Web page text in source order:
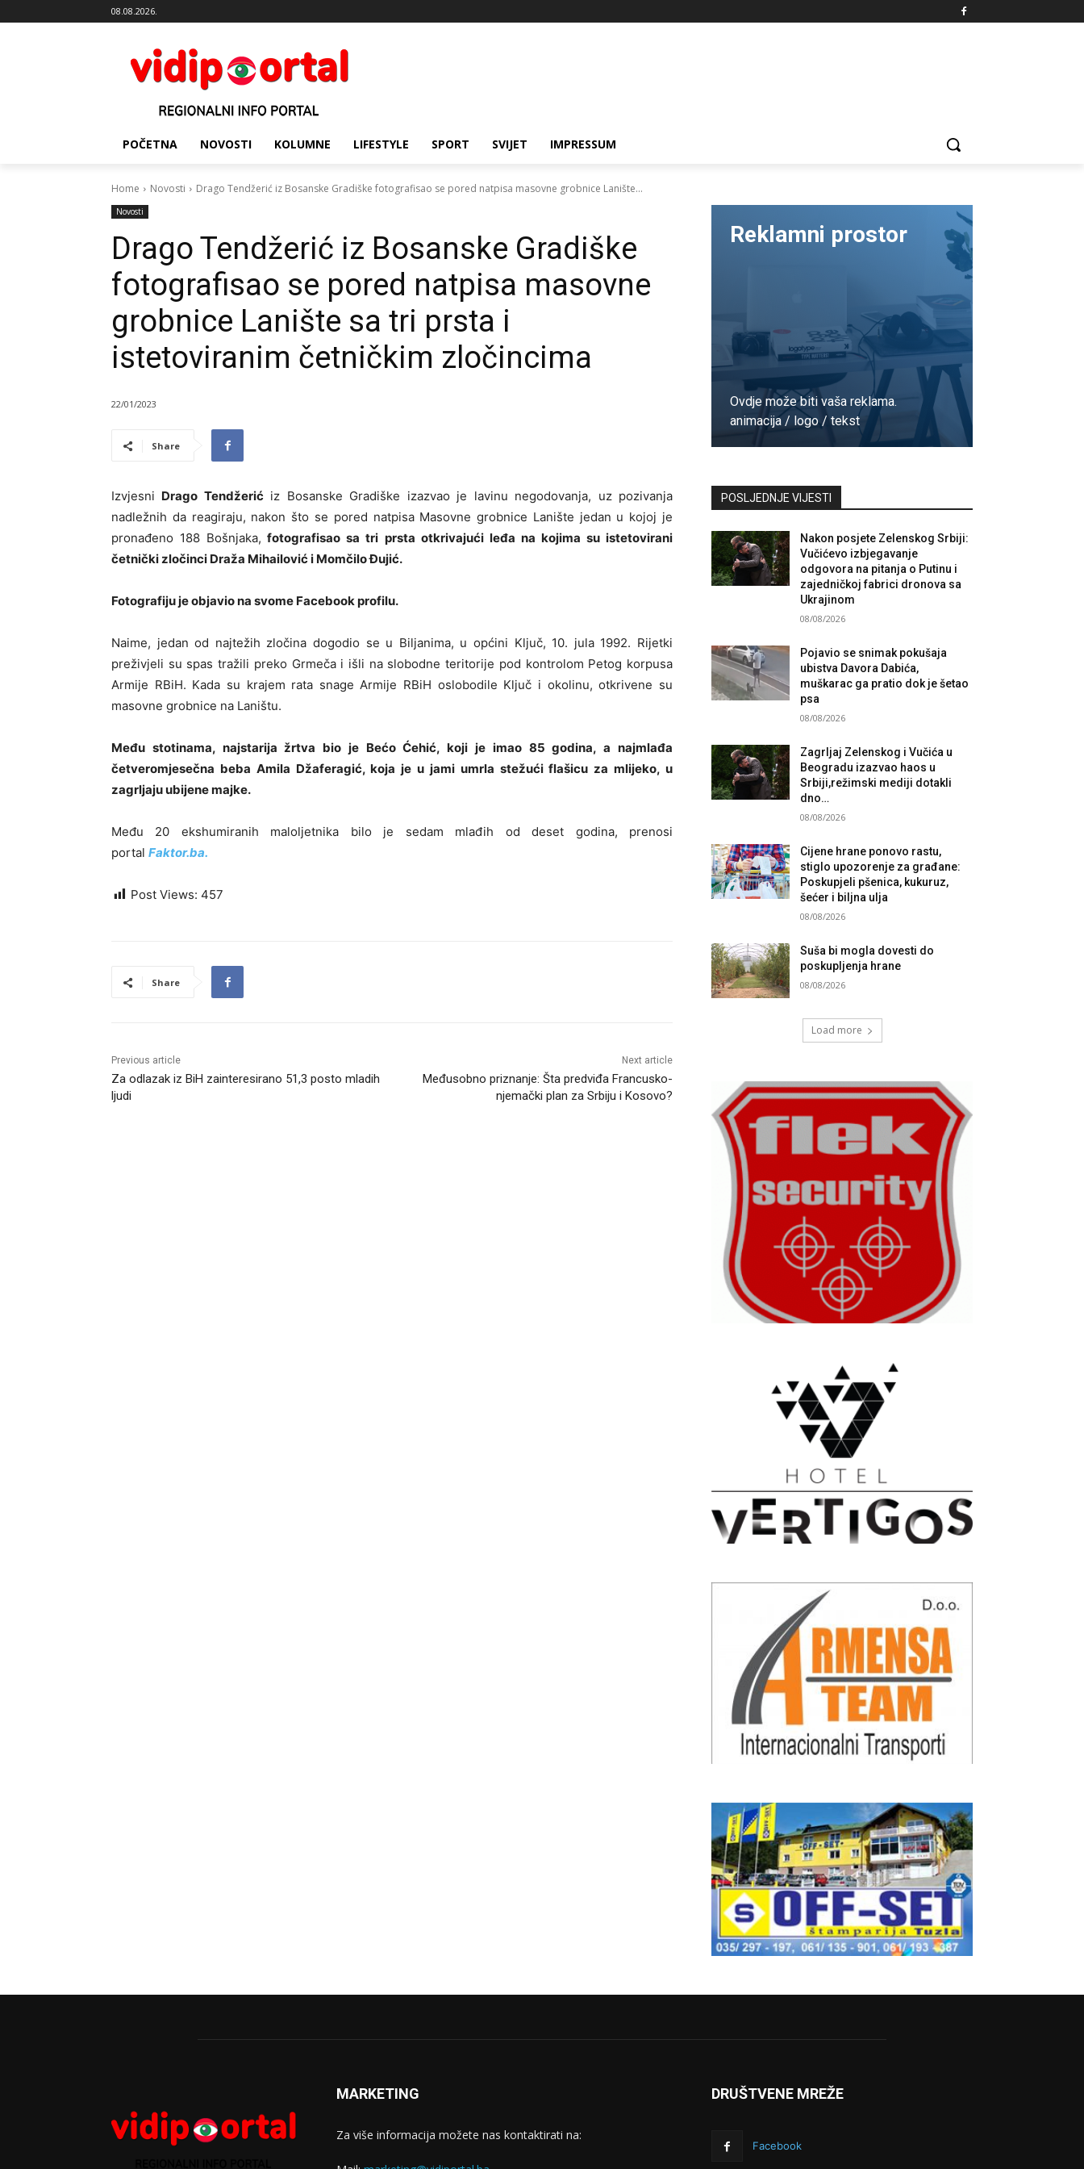
08.08.2026.
POČETNA NOVOSTI KOLUMNE LIFESTYLE SPORT SVIJET IMPRESSUM
Home Novosti Drago Tendžerić iz Bosanske Gradiške fotografisao se pored natpisa masovne grobnice Lanište...
Novosti
Drago Tendžerić iz Bosanske Gradiške
fotografisao se pored natpisa masovne
grobnice Lanište sa tri prsta i
istetoviranim četničkim zločincima
22/01/2023
Share
Izvjesni Drago Tendžerićiz Bosanske Gradiške izazvao je lavinu negodovanja, uz pozivanja
nadležnih da reagiraju, nakon što se pored natpisa Masovne grobnice Lanište jedan u kojoj je
pronađeno 188 Bošnjaka, fotografisao sa tri prsta otkrivajući leđa na kojima su istetovirani
četnički zločinci Draža Mihailović i Momčilo Đujić.
Fotografiju je objavio na svome Facebook profilu.
Naime, jedan od najtežih zločina dogodio se u Biljanima, u općini Ključ, 10. jula 1992. Rijetki
preživjeli su spas tražili preko Grmeča i išli na slobodne teritorije pod kontrolom Petog korpusa
Armije RBiH. Kada su krajem rata snage Armije RBiH oslobodile Ključ i okolinu, otkrivene su
masovne grobnice na Laništu.
Među stotinama, najstarija žrtva bio je Bećo Ćehić, koji je imao 85 godina, a najmlađa
četveromjesečna beba Amila Džaferagić, koja je u jami umrla stežući flašicu za mlijeko, u
zagrljaju ubijene majke.
Među 20 ekshumiranih maloljetnika bilo je sedam mlađih od deset godina, prenosi
portal Faktor.ba.
Post Views: 457
Share
Previous article
Za odlazak iz BiH zainteresirano 51,3 posto mladih
ljudi
Next article
Međusobno priznanje: Šta predviđa Francusko-
njemački plan za Srbiju i Kosovo?
Reklamni prostor
Ovdje može biti vaša reklama.
animacija / logo / tekst
POSLJEDNJE VIJESTI
Nakon posjete Zelenskog Srbiji:
Vučićevo izbjegavanje
odgovora na pitanja o Putinu i
zajedničkoj fabrici dronova sa
Ukrajinom
08/08/2026
Pojavio se snimak pokušaja
ubistva Davora Dabića,
muškarac ga pratio dok je šetao
psa
08/08/2026
Zagrljaj Zelenskog i Vučića u
Beogradu izazvao haos u
Srbiji,režimski mediji dotakli
dno…
08/08/2026
Cijene hrane ponovo rastu,
stiglo upozorenje za građane:
Poskupjeli pšenica, kukuruz,
šećer i biljna ulja
08/08/2026
Suša bi mogla dovesti do
poskupljenja hrane
08/08/2026
Load more
MARKETING
Za više informacija možete nas kontaktirati na:
DRUŠTVENE MREŽE
Facebook